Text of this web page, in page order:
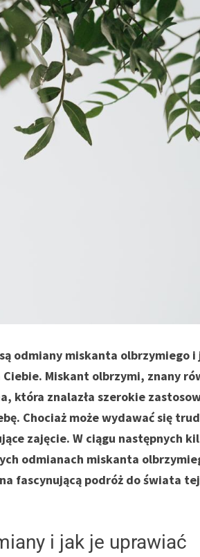
odmiany miskanta olbrzymiego i
Miskant olbrzymi, znany
która znalazła szerokie
Chociaż może wydawać się
zajęcie. W ciągu następnych
odmianach miskanta
fascynującą podróż do świata
i jak je uprawiać